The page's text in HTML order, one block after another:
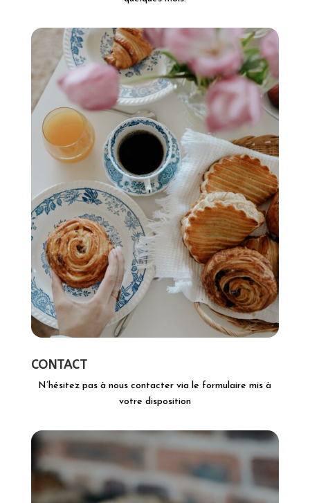
CONTACT
N’hésitez pas à nous contacter via le formulaire mis à
votre disposition